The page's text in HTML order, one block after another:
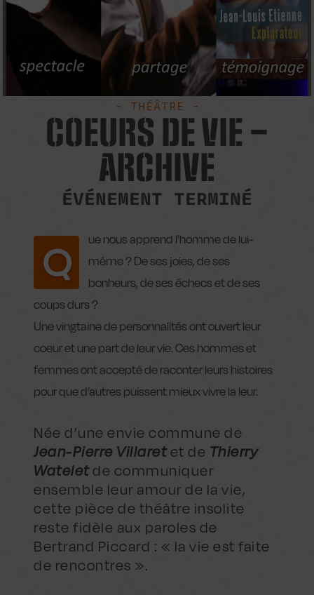
- THÉÂTRE -
COEURS DE VIE –
ARCHIVE
ÉVÉNEMENT TERMINÉ
Q
ue nous apprend l’homme de lui-
même ? De ses joies, de ses
bonheurs, de ses échecs et de ses
coups durs ?
Une vingtaine de personnalités ont ouvert leur
coeur et une part de leur vie. Ces hommes et
femmes ont accepté de raconter leurs histoires
pour que d’autres puissent mieux vivre la leur.
Née d’une envie commune de
Jean-Pierre Villaretet de Thierry
Wateletde communiquer
ensemble leur amour de la vie,
cette pièce de théâtre insolite
reste fidèle aux paroles de
Bertrand Piccard : « la vie est faite
de rencontres ».